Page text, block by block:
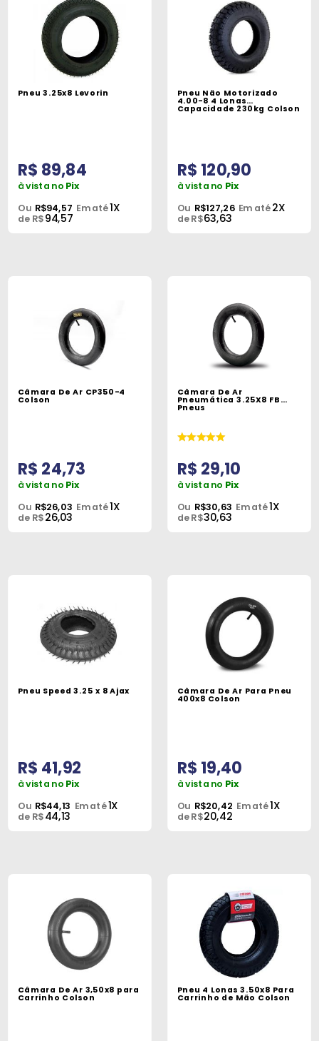
Pneu 3.25x8 Levorin
R$ 89,84
à vista no Pix
Ou R$94,57 Em até1X
de R$94,57
Pneu Não Motorizado
4.00-8 4 Lonas
Capacidade 230kg Colson
R$ 120,90
à vista no Pix
Ou R$127,26 Em até2X
de R$63,63
Câmara De Ar CP350-4
Colson
R$ 24,73
à vista no Pix
Ou R$26,03 Em até1X
de R$26,03
Câmara De Ar
Pneumática 3.25X8 FB
Pneus
R$ 29,10
à vista no Pix
Ou R$30,63 Em até1X
de R$30,63
Pneu Speed 3.25 x 8 Ajax
R$ 41,92
à vista no Pix
Ou R$44,13 Em até1X
de R$44,13
Câmara De Ar Para Pneu
400x8 Colson
R$ 19,40
à vista no Pix
Ou R$20,42 Em até1X
de R$20,42
Câmara De Ar 3,50x8 para
Carrinho Colson
Pneu 4 Lonas 3.50x8 Para
Carrinho de Mão Colson